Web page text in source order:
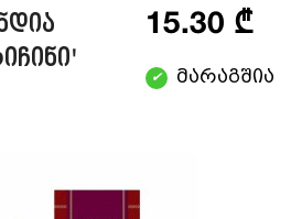
15.30 ₾
✔ მარაგშია